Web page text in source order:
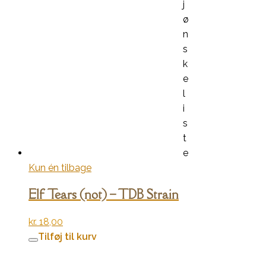
j
ø
n
s
k
e
l
i
s
t
e
Kun én tilbage
Elf Tears (not) – TDB Strain
kr. 18,00
Tilføj til kurv